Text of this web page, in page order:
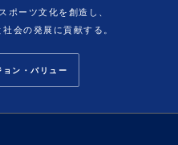
ポーツ文化を創造し、
会の発展に貢献する。
ン・バリュー